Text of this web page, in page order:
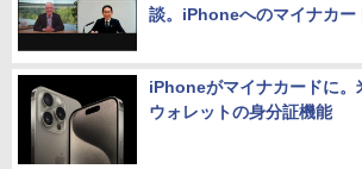
談。iPhoneへのマイナカー
iPhoneがマイナカードに。
ウォレットの身分証機能